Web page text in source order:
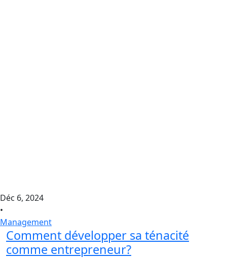
Déc 6, 2024
•
Management
Comment développer sa ténacité
comme entrepreneur?